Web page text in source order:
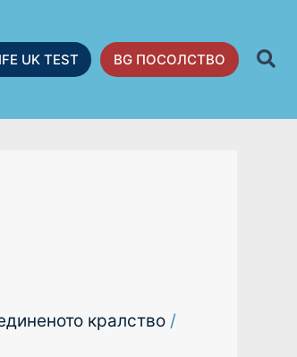
UK TEST BG ПОСОЛСТВО
кралство /